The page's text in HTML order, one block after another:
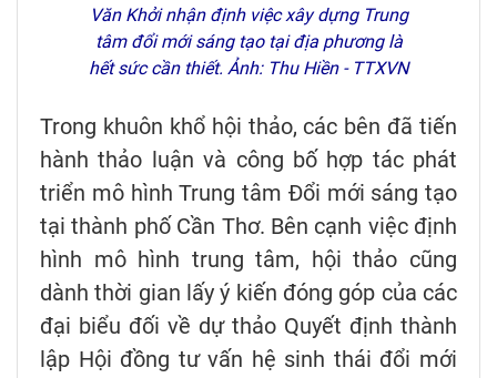
Văn Khởi nhận định việc xây dựng Trung
tâm đổi mới sáng tạo tại địa phương là
hết sức cần thiết. Ảnh: Thu Hiền - TTXVN
Trong khuôn khổ hội thảo, các bên đã tiến
hành thảo luận và công bố hợp tác phát
triển mô hình Trung tâm Đổi mới sáng tạo
tại thành phố Cần Thơ. Bên cạnh việc định
hình mô hình trung tâm, hội thảo cũng
dành thời gian lấy ý kiến đóng góp của các
đại biểu đối về dự thảo Quyết định thành
lập Hội đồng tư vấn hệ sinh thái đổi mới